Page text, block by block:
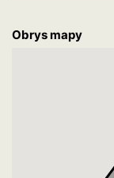
Obrys mapy